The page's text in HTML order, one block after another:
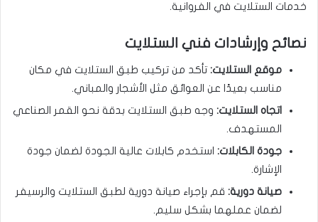
خدمات الستلايت في الفروانية.
نصائح وإرشادات فني الستلايت
موقع الستلايت: تأكد من تركيب طبق الستلايت في مكان
مناسب بعيدًا عن العوائق مثل الأشجار والمباني.
اتجاه الستلايت: وجه طبق الستلايت بدقة نحو القمر الصناعي
المستهدف.
جودة الكابلات: استخدم كابلات عالية الجودة لضمان جودة
الإشارة.
صيانة دورية: قم بإجراء صيانة دورية لطبق الستلايت والرسيفر
لضمان عملهما بشكل سليم.